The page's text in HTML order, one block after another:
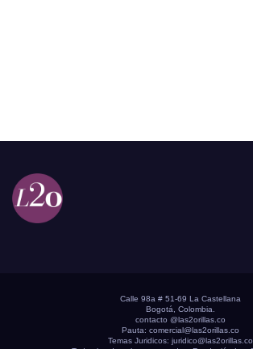
Calle 98a # 51-69 La Castellana
Bogotá, Colombia.
contacto @las2orillas.co
Pauta: comercial@las2orillas.co
Temas Juridicos: juridico@las2orillas.co